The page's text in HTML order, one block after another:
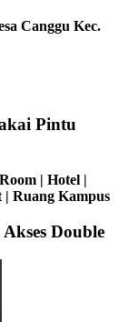
Canggu Kec.
Pintu
| Hotel |
| Ruang Kampus
Double